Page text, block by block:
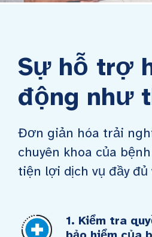
Sự hỗ trợ
động như
Đơn giản hóa trải
chuyên khoa của
tiện lợi dịch vụ đầy đủ
1. Kiểm tra